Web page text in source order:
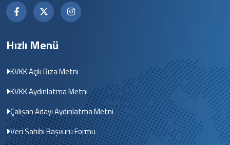
Hızlı Menü
KVKK Açık Rıza Metni
KVKK Aydınlatma Metni
Çalışan Adayı Aydınlatma Metni
Veri Sahibi Başvuru Formu